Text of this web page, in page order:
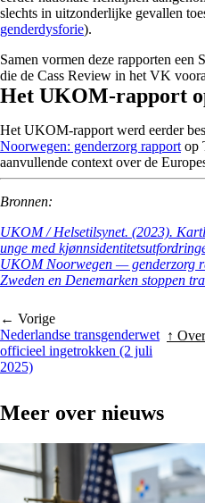
slechts in uitzonderlijke gevallen
genderdysforie).
Samen vormen deze rapporten een
die de Cass Review in het VK
Het UKOM-rapport
Het UKOM-rapport werd eerder
Noorwegen: genderzorg rapport op
aanvullende context over de
Bronnen:
UKOM / Helsetilsynet. (2023).
unge med
UKOM Noorwegen — genderzorg
Zweden en Denemarken stoppen
← Vorige
Nederlandse transgenderwet
officieel ingetrokken (2 juli
2025)
↑
Meer over nieuws